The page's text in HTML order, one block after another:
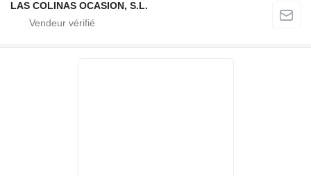
LAS COLINAS OCASION, S.L.